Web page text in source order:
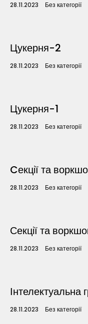
28.11.2023 Без категорії
Цукерня-2
28.11.2023 Без категорії
Цукерня-1
28.11.2023 Без категорії
Cекції та
28.11.2023 Без категорії
Секції та
28.11.2023 Без категорії
28.11.2023 Без категорії